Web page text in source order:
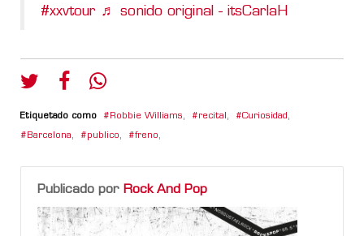
#xxvtour ♬ sonido original - itsCarlaH
Etiquetado como Robbie Williams, recital , Curiosidad ,
Barcelona, publico, freno,
Publicado por Rock And Pop